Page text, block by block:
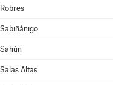
Robres
Sabiñánigo
Sahún
Salas Altas